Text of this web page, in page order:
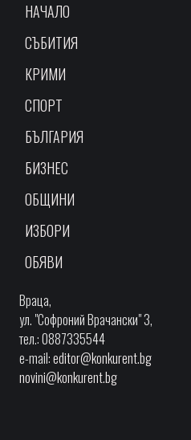
НАЧАЛО
СЪБИТИЯ
КРИМИ
СПОРТ
БЪЛГАРИЯ
БИЗНЕС
ОБЩИНИ
ИЗБОРИ
ОБЯВИ
Враца,
ул. "Софроний Врачански" 3,
тел.: 0887335544
e-mail:editor@konkurent.bg
novini@konkurent.bg